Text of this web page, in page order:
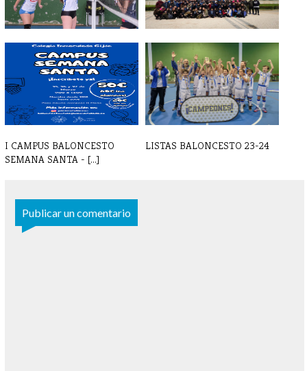
GALERIA DE FOTOS DE
OCTUBRE 2024
TORNEO LISBOA 2025
I CAMPUS BALONCESTO
SEMANA SANTA - [...]
LISTAS BALONCESTO 23-24
Publicar un comentario